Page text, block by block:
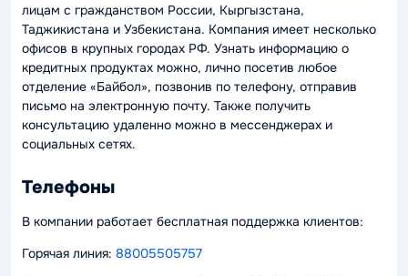
лицам с гражданством России, Кыргызстана,
Таджикистана и Узбекистана. Компания имеет несколько
офисов в крупных городах РФ. Узнать информацию о
кредитных продуктах можно, лично посетив любое
отделение «Байбол», позвонив по телефону, отправив
письмо на электронную почту. Также получить
консультацию удаленно можно в мессенджерах и
социальных сетях.
Телефоны
В компании работает бесплатная поддержка клиентов:
Горячая линия: 88005505757